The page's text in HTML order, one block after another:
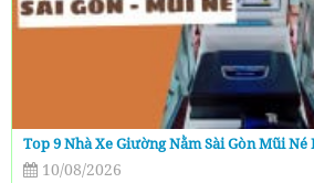
Top 9 Nhà Xe Giường Nằm Sài Gòn Mũi
10/08/2026